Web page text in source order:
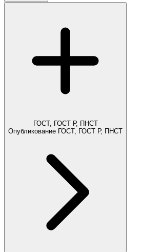
ГОСТ, ГОСТ Р, ПНСТ
Опубликование ГОСТ, ГОСТ Р, ПНСТ